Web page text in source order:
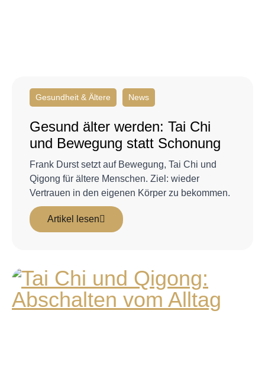
Gesundheit & Ältere News
Gesund älter werden: Tai Chi
und Bewegung statt Schonung
Frank Durst setzt auf Bewegung, Tai Chi und
Qigong für ältere Menschen. Ziel: wieder
Vertrauen in den eigenen Körper zu bekommen.
Artikel lesen